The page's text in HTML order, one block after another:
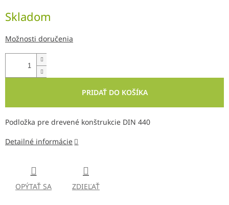
cena:
Skladom
Možnosti doručenia
PRIDAŤ DO KOŠÍKA
Podložka pre drevené konštrukcie DIN 440
Detailné informácie
OPÝTAŤ SA ZDIEĽAŤ